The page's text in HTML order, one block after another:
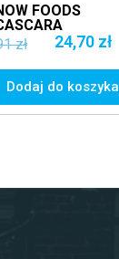
FOODS
450MG
JELIT
zł 24,70 zł
Dodaj do koszyka